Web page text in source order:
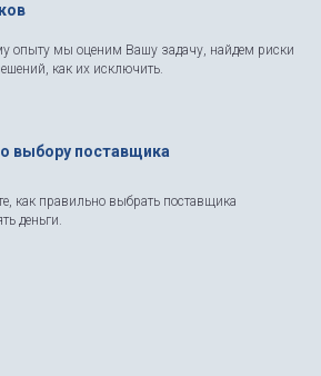
опыту мы оценим Вашу задачу, найдем риски
как их исключить.
выбору поставщика
как правильно выбрать поставщика
деньги.